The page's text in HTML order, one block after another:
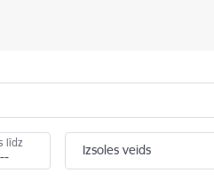
līdz Izsoles veids